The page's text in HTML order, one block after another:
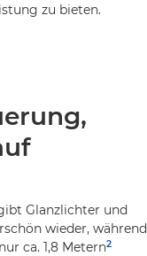
zu bieten.
Glanzlichter und
wieder, während
ca. 1,8 Metern2